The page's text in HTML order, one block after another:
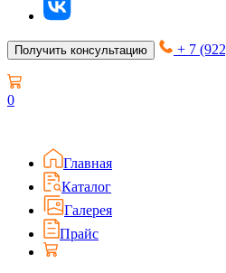
Получить консультацию + 7
0
Главная
Каталог
Галерея
Прайс